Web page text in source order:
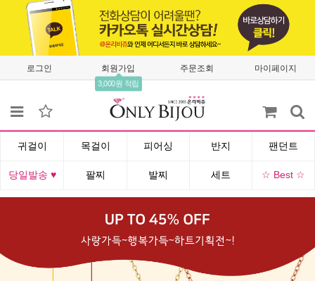
로그인 회원가입
3,000원 적립
주문조회 마이페이지
귀걸이 목걸이 피어싱 반지 팬던트
당일발송 ♥ 팔찌 발찌 세트 ☆ Best ☆